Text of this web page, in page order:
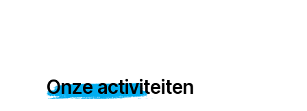
Onze activiteiten